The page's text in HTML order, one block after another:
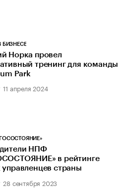
БИЗНЕСЕ
Норка провел
тренинг для команды
Park
11 апреля 2024
НПФ
в рейтинге
страны
28 сентября 2023